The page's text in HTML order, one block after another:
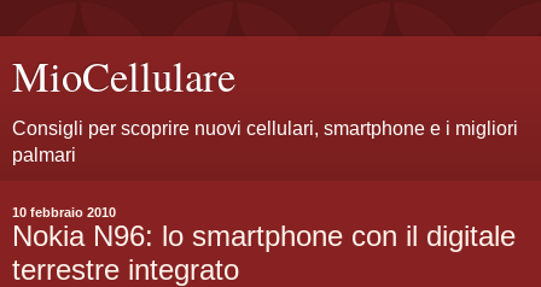
MioCellulare
Consigli per scoprire nuovi cellulari, smartphone e i migliori
palmari
10 febbraio 2010
Nokia N96: lo smartphone con il digitale
terrestre integrato